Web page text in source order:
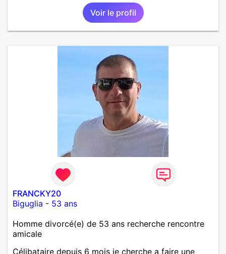
Voir le profil
FRANCKY20
Biguglia - 53 ans
Homme divorcé(e) de 53 ans recherche rencontre
amicale
Célibataire depuis 6 mois je cherche a faire une